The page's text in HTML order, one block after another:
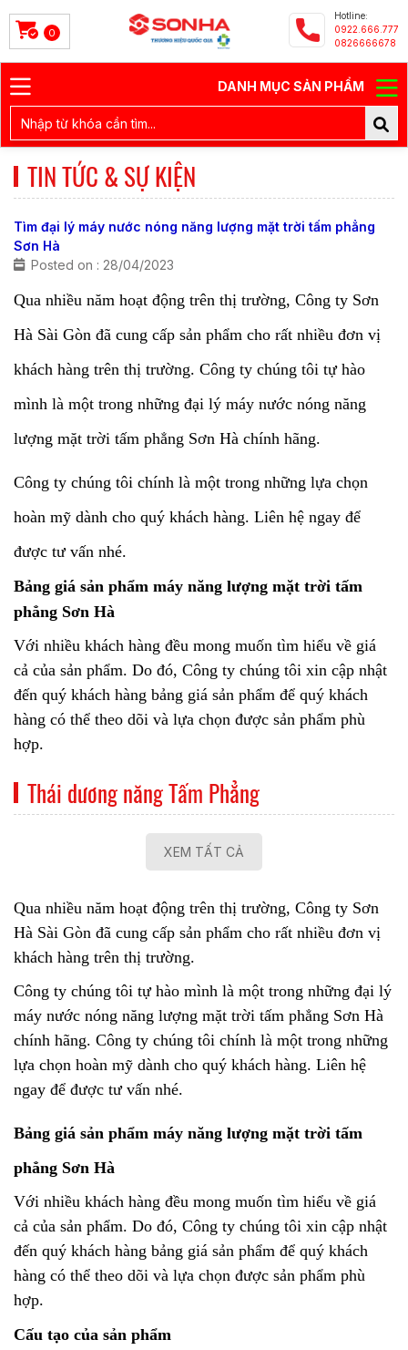
0
Hotline:
0922.666.777
0826666678
DANH MỤC SẢN PHẨM
TIN TỨC & SỰ KIỆN
Tìm đại lý máy nước nóng năng lượng mặt trời tấm phẳng
Sơn Hà
Posted on : 28/04/2023
Qua nhiều năm hoạt động trên thị trường, Công ty Sơn
Hà Sài Gòn đã cung cấp sản phẩm cho rất nhiều đơn vị
khách hàng trên thị trường. Công ty chúng tôi tự hào
mình là một trong những đại lý máy nước nóng năng
lượng mặt trời tấm phẳng Sơn Hà chính hãng.
Công ty chúng tôi chính là một trong những lựa chọn
hoàn mỹ dành cho quý khách hàng. Liên hệ ngay để
được tư vấn nhé.
Bảng giá sản phẩm máy năng lượng mặt trời tấm
phẳng Sơn Hà
Với nhiều khách hàng đều mong muốn tìm hiểu về giá
cả của sản phẩm. Do đó, Công ty chúng tôi xin cập nhật
đến quý khách hàng bảng giá sản phẩm để quý khách
hàng có thể theo dõi và lựa chọn được sản phẩm phù
hợp.
Thái dương năng Tấm Phẳng
XEM TẤT CẢ
Qua nhiều năm hoạt động trên thị trường, Công ty Sơn
Hà Sài Gòn đã cung cấp sản phẩm cho rất nhiều đơn vị
khách hàng trên thị trường.
Công ty chúng tôi tự hào mình là một trong những đại lý
máy nước nóng năng lượng mặt trời tấm phẳng Sơn Hà
chính hãng. Công ty chúng tôi chính là một trong những
lựa chọn hoàn mỹ dành cho quý khách hàng. Liên hệ
ngay để được tư vấn nhé.
Bảng giá sản phẩm máy năng lượng mặt trời tấm
phẳng Sơn Hà
Với nhiều khách hàng đều mong muốn tìm hiểu về giá
cả của sản phẩm. Do đó, Công ty chúng tôi xin cập nhật
đến quý khách hàng bảng giá sản phẩm để quý khách
hàng có thể theo dõi và lựa chọn được sản phẩm phù
hợp.
Cấu tạo của sản phẩm